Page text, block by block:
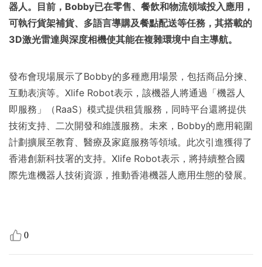
器人。目前，Bobby已在零售、餐飲和物流領域投入應用，
可執行貨架補貨、多語言導購及餐點配送等任務，其搭載的
3D激光雷達與深度相機使其能在複雜環境中自主導航。
發布會現場展示了Bobby的多種應用場景，包括商品分揀、
互動表演等。Xlife Robot表示，該機器人將通過「機器人
即服務」（RaaS）模式提供租賃服務，同時平台還將提供
技術支持、二次開發和維護服務。未來，Bobby的應用範圍
計劃擴展至教育、醫療及家庭服務等領域。此次引進獲得了
香港創新科技署的支持。Xlife Robot表示，將持續整合國
際先進機器人技術資源，推動香港機器人應用生態的發展。
0